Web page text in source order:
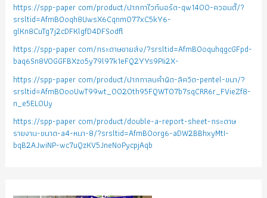
https://spp-paper com/product/ปากกาไวท์บอร์ด-qw1400-ควอนตั้/?
srsltid=AfmBOoqh8UwsX6Cqnm077xC5kY6-
glKn8CuTg7j2cDFKlgfD4DFSodfl
https://spp-paper com/กระดาษขายส่ง/?srsltid=AfmBOoquhqgcGFpd-
baq6Sn8VOGGFBXzo5y79l97k1eFQ2YYs9PIi2X-
https://spp-paper com/product/ปากกาลบคำผิด-ลิควิด-pentel-ขนา/?
srsltid=AfmBOooUwT99wt_0020th95FQWTO7b7sqCRR6r_FVieZf8-
n_e5EL0Uy
https://spp-paper com/product/double-a-report-sheet-กระดาษ
รายงาน-ขนาด-a4-หนา-8/?srsltid=AfmBOorg6-aDW2BBhxyMtI-
bqB2AJwiNP-wc7uQzKV5JneNoPycpjAqb